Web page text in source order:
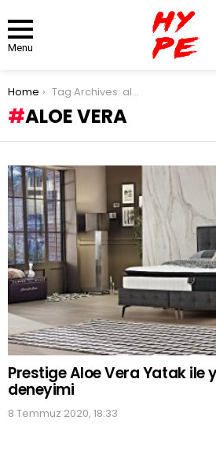
Menu
You are here:
Home Tag Archives: aloe vera
ALOE VERA
LATEST
STORIES
Prestige Aloe Vera Yatak ile
deneyimi
8 Temmuz 2020, 18:33